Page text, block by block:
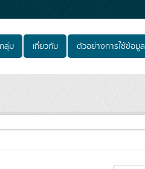
กลุ่ม เกี่ยวกับ ตัวอย่างการใช้ข้อมูล